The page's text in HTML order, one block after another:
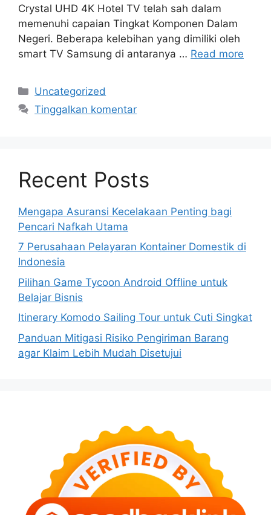
Crystal UHD 4K Hotel TV telah sah dalam
memenuhi capaian Tingkat Komponen Dalam
Negeri. Beberapa kelebihan yang dimiliki oleh
smart TV Samsung di antaranya … Read more
Kategori
Uncategorized
Tinggalkan komentar
Recent Posts
Mengapa Asuransi Kecelakaan Penting bagi
Pencari Nafkah Utama
7 Perusahaan Pelayaran Kontainer Domestik di
Indonesia
Pilihan Game Tycoon Android Offline untuk
Belajar Bisnis
Itinerary Komodo Sailing Tour untuk Cuti Singkat
Panduan Mitigasi Risiko Pengiriman Barang
agar Klaim Lebih Mudah Disetujui